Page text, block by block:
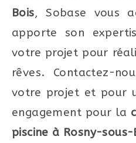
Bois, Sobase vous
apporte son
votre projet pour
rêves. Contactez-
votre projet et pour
engagement pour la
piscine à Rosny-sous-